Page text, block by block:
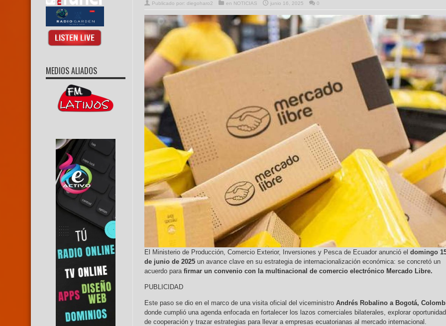
Publicado por: diegoharo2 en NOTICIAS junio 16, 2025 0
El Ministerio de Producción, Comercio Exterior, Inversiones y Pesca de Ecuador anunció el domingo
de junio de 2025 un avance clave en su estrategia de internacionalización económica: se concretó un
acuerdo para firmar un convenio con la multinacional de comercio electrónico Mercado Libre.
PUBLICIDAD
Este paso se dio en el marco de una visita oficial del viceministro Andrés Robalino a Bogotá,
donde cumplió una agenda enfocada en fortalecer los lazos comerciales bilaterales, explorar
de cooperación y trazar estrategias para llevar a empresas ecuatorianas al mercado internacional.
MEDIOS ALIADOS